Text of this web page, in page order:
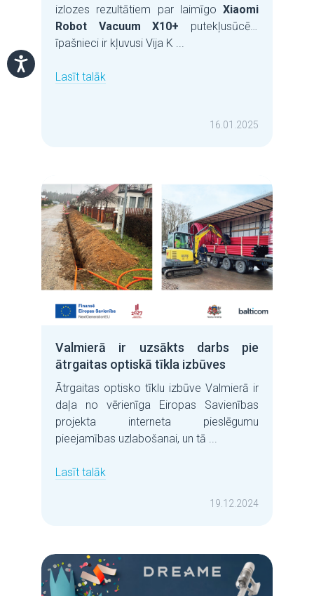
izlozes rezultātiem par laimīgo Xiaomi
Robot Vacuum X10+ putekļusūcēja
īpašnieci ir kļuvusi Vija K ...
Lasīt talāk
16.01.2025
Valmierā ir uzsākts darbs pie
ātrgaitas optiskā tīkla izbūves
Ātrgaitas optisko tīklu izbūve Valmierā ir
daļa no vērienīga Eiropas Savienības
projekta interneta pieslēgumu
pieejamības uzlabošanai, un tā ...
Lasīt talāk
19.12.2024